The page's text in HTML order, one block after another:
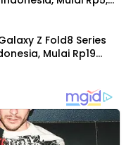
Z Fold8 Series
Mulai Rp19